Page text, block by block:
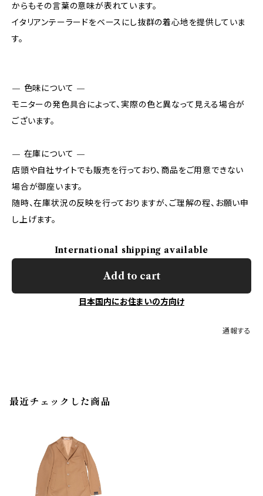
からもその言葉の意味が表れています。
イタリアンテーラードをベースにし抜群の着心地を提供していま
す。
— 色味について —
モニターの発色具合によって、実際の色と異なって見える場合が
ございます。
— 在庫について —
店頭や自社サイトでも販売を行っており、商品をご用意できない
場合が御座います。
随時、在庫状況の反映を行っておりますが、ご理解の程、お願い申
し上げます。
International shipping available
Add to cart
日本国内にお住まいの方向け
通報する
最近チェックした商品